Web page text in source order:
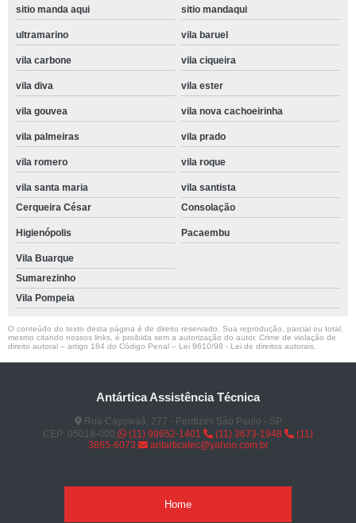
sitio manda aqui sitio mandaqui
ultramarino vila baruel
vila carbone vila ciqueira
vila diva vila ester
vila gouvea vila nova cachoeirinha
vila palmeiras vila prado
vila romero vila roque
vila santa maria
vila santista
Cerqueira César
Consolação
Higienópolis Pacaembu
Vila Buarque
Sumarezinho
Vila Pompeia
O conteúdo do texto desta página é de direito reservado. Sua reprodução, parcial ou total,
mesmo citando nossos links, é proibida sem a autorização do autor. Crime de violação de
direito autoral – artigo 184 do Código Penal – Lei 9610/98 - Lei de direitos autorais
Antártica Assistência Técnica
Rua Cayowaá, 277 - Perdizes São Paulo - SP
CEP: 05018-000
(11) 99652-1401 (11) 3673-1948
(11)
3865-6073
antarticatec@yahoo.com.br
Home